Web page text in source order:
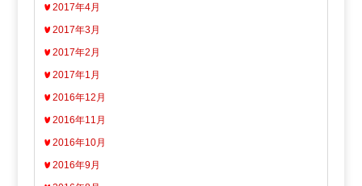
2017年4月
2017年3月
2017年2月
2017年1月
2016年12月
2016年11月
2016年10月
2016年9月